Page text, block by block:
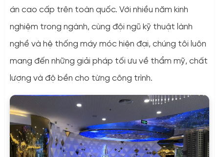
án cao cấp trên toàn quốc. Với nhiều năm kinh
nghiệm trong ngành, cùng đội ngũ kỹ thuật lành
nghề và hệ thống máy móc hiện đại, chúng tôi luôn
mang đến những giải pháp tối ưu về thẩm mỹ, chất
lượng và độ bền cho từng công trình.